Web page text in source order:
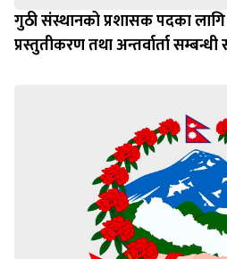
गुठी संस्थानको प्रशासक पदका
प्रस्तुतीकरण तथा अन्तर्वार्ता